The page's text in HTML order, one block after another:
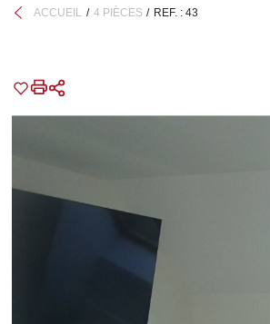
ACCUEIL 4 PIÈCES REF. : 43